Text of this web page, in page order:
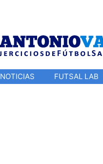
NOTICIAS FUTSAL LAB